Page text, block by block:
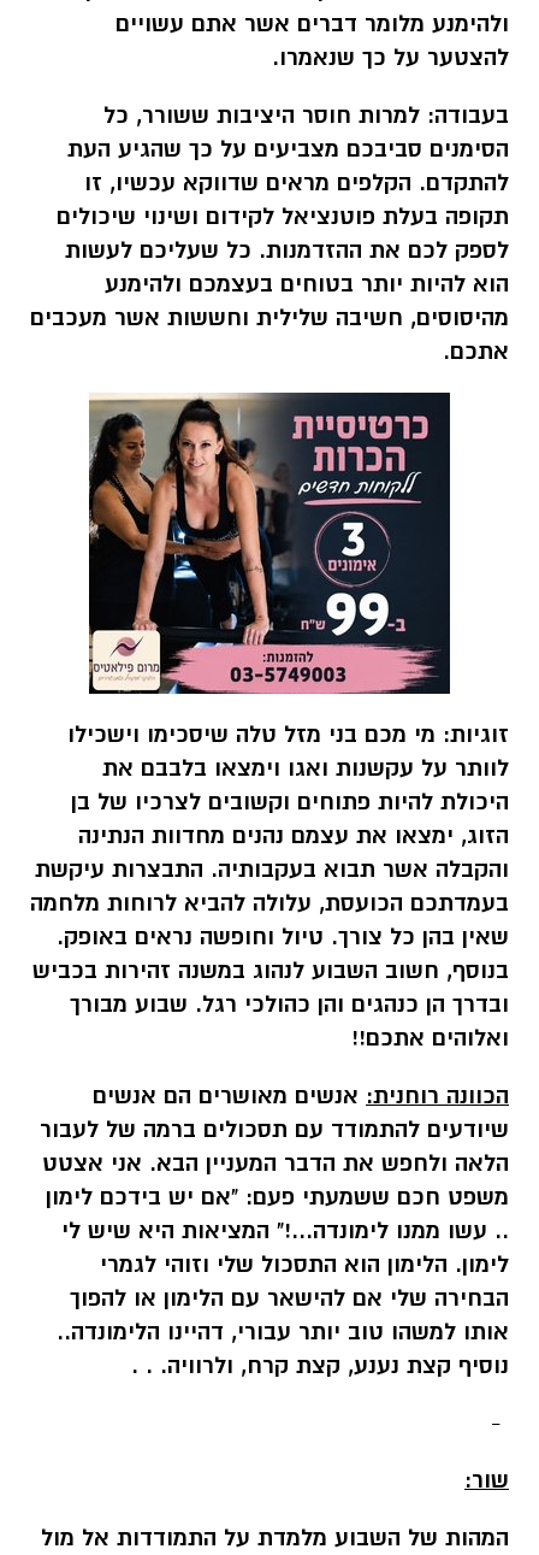
ולהימנע מלומר דברים אשר אתם עשויים
להצטער על כך שנאמרו.
בעבודה: למרות חוסר היציבות ששורר, כל
הסימנים סביבכם מצביעים על כך שהגיע העת
להתקדם. הקלפים מראים שדווקא עכשיו, זו
תקופה בעלת פוטנציאל לקידום ושינוי שיכולים
לספק לכם את ההזדמנות. כל שעליכם לעשות
הוא להיות יותר בטוחים בעצמכם ולהימנע
מהיסוסים, חשיבה שלילית וחששות אשר מעכבים
אתכם.
זוגיות: מי מכם בני מזל טלה שיסכימו וישכילו
לוותר על עקשנות ואגו וימצאו בלבבם את
היכולת להיות פתוחים וקשובים לצרכיו של בן
הזוג, ימצאו את עצמם נהנים מחדוות הנתינה
והקבלה אשר תבוא בעקבותיה. התבצרות עיקשת
בעמדתכם הכועסת, עלולה להביא לרוחות מלחמה
שאין בהן כל צורך. טיול וחופשה נראים באופק.
בנוסף, חשוב השבוע לנהוג במשנה זהירות בכביש
ובדרך הן כנהגים והן כהולכי רגל. שבוע מבורך
ואלוהים אתכם!!
הכוונה רוחנית: אנשים מאושרים הם אנשים
שיודעים להתמודד עם תסכולים ברמה של לעבור
הלאה ולחפש את הדבר המעניין הבא. אני אצטט
משפט חכם ששמעתי פעם: "אם יש בידכם לימון
.. עשו ממנו לימונדה...!" המציאות היא שיש לי
לימון. הלימון הוא התסכול שלי וזוהי לגמרי
הבחירה שלי אם להישאר עם הלימון או להפוך
אותו למשהו טוב יותר עבורי, דהיינו הלימונדה..
נוסיף קצת נענע, קצת קרח, ולרוויה. . .
-
שור:
המהות של השבוע מלמדת על התמודדות אל מול